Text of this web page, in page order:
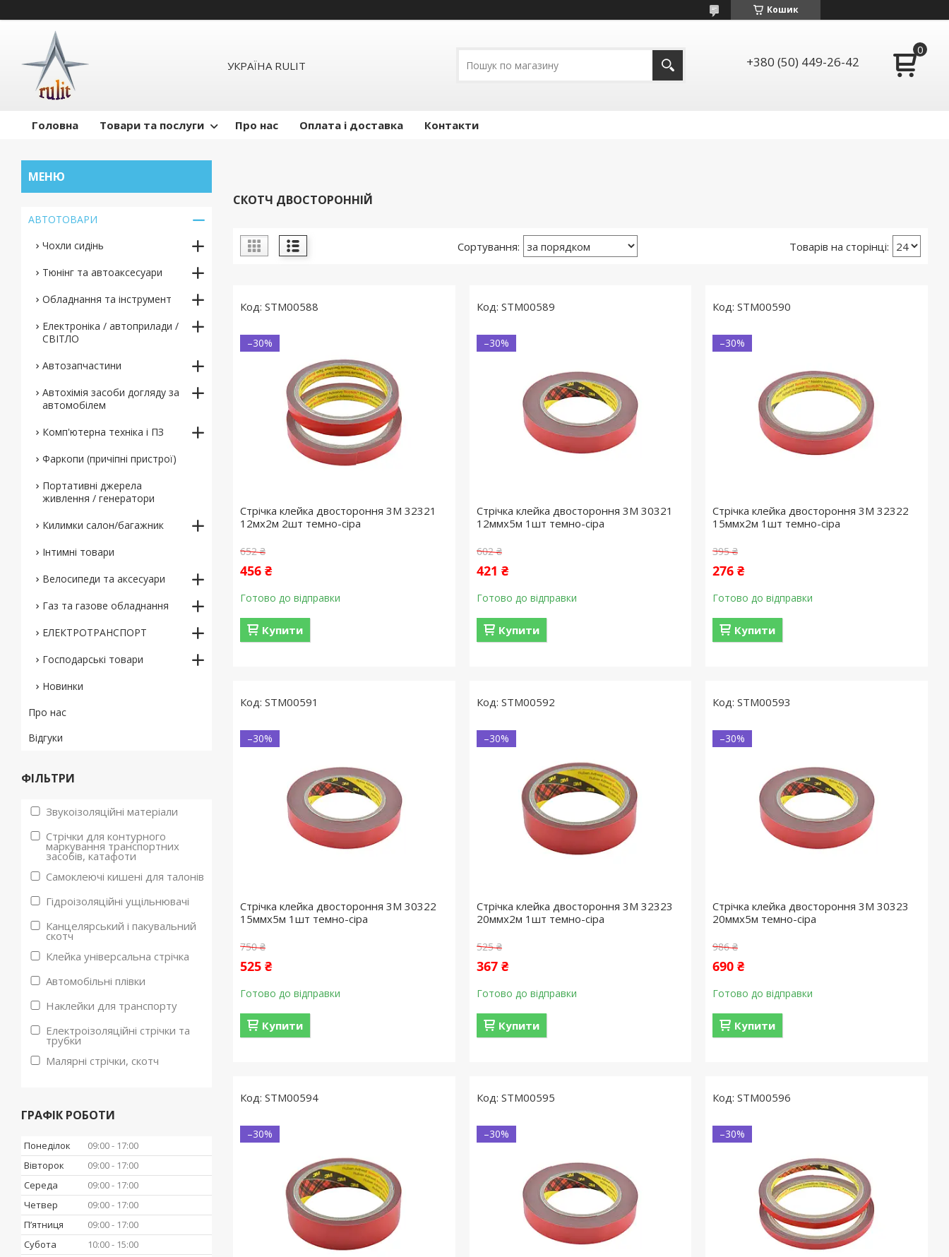
Кошик
УКРАЇНА RULIT +380 (50) 449-26-42
Головна Товари та послуги Про нас Оплата і доставка Контакти
СКОТЧ ДВОСТОРОННІЙ
STM00588
–30%
Стрічка клейка двостороння 3M 32321
12мx2м 2шт темно-сіра
652 ₴
456 ₴
Готово до відправки
Купити
STM00589
–30%
Стрічка клейка двостороння 3M 30321
12ммx5м 1шт темно-сіра
602 ₴
421 ₴
Готово до відправки
Купити
STM00590
–30%
Стрічка клейка двостороння 3M 32322
15ммx2м 1шт темно-сіра
395 ₴
276 ₴
Готово до відправки
Купити
STM00591
–30%
Стрічка клейка двостороння 3M 30322
15ммx5м 1шт темно-сіра
750 ₴
525 ₴
Готово до відправки
Купити
STM00592
–30%
Стрічка клейка двостороння 3M 32323
20ммx2м 1шт темно-сіра
525 ₴
367 ₴
Готово до відправки
Купити
STM00593
–30%
Стрічка клейка двостороння 3M 30323
20ммx5м темно-сіра
986 ₴
690 ₴
Готово до відправки
Купити
STM00594
–30%
STM00595
–30%
STM00596
–30%
АВТОТОВАРИ
Чохли сидінь
Тюнінг та автоаксесуари
Обладнання та інструмент
Електроніка / автоприлади /
СВІТЛО
Автозапчастини
Автохімія засоби догляду за
автомобілем
Комп'ютерна техніка і ПЗ
Фаркопи (причіпні пристрої)
Портативні джерела
живлення / генератори
Килимки салон/багажник
Інтимні товари
Велосипеди та аксесуари
Газ та газове обладнання
ЕЛЕКТРОТРАНСПОРТ
Господарські товари
Новинки
Про нас
Відгуки
ФІЛЬТРИ
Звукоізоляційні матеріали
Стрічки для контурного
маркування транспортних
засобів, катафоти
Самоклеючі кишені для талонів
Гідроізоляційні ущільнювачі
Канцелярський і пакувальний
скотч
Клейка універсальна стрічка
Автомобільні плівки
Наклейки для транспорту
Електроізоляційні стрічки та
трубки
Малярні стрічки, скотч
ГРАФІК РОБОТИ
Понеділок 09:00
17:00
Вівторок
09:00
17:00
Середа
09:00
17:00
Четвер
09:00
17:00
Пʼятниця
09:00
17:00
Субота
10:00
15:00